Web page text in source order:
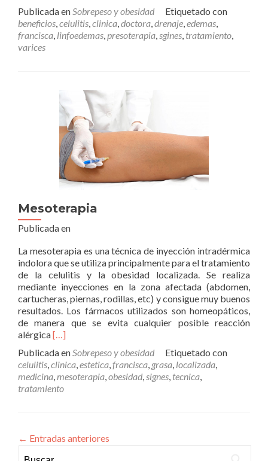
Publicada enSobrepeso y obesidad
Etiquetado con
beneficios,celulitis,clinica,doctora,drenaje,edemas,
francisca, linfoedemas,presoterapia,sgines, tratamiento,
varices
Mesoterapia
Publicada en
La mesoterapia es una técnica de inyección intradérmica
indolora que se utiliza principalmente para el tratamiento
de la celulitis y la obesidad localizada. Se realiza
mediante inyecciones en la zona afectada (abdomen,
cartucheras, piernas, rodillas, etc) y consigue muy buenos
resultados. Los fármacos utilizados son homeopáticos,
de manera que se evita cualquier posible reacción
alérgicaLeer
[…]
Publicada enSobrepeso y obesidad
Etiquetado con
celulitis,clinica,estetica,francisca, grasa, localizada,
medicina,mesoterapia,obesidad,signes, tecnica,
tratamiento
← Entradas anteriores